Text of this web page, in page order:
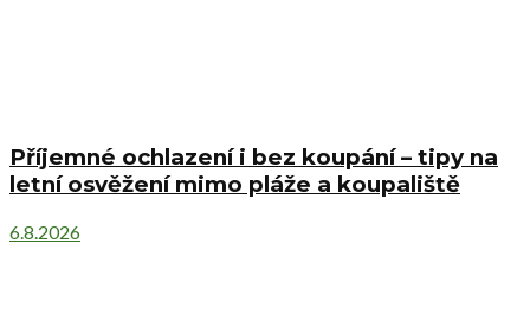
Příjemné ochlazení i bez koupání – tipy na
letní osvěžení mimo pláže a koupaliště
6.8.2026